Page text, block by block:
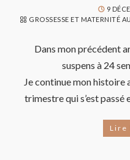
9
GROSSESSE ET MATERNITÉ
Dans mon précédent
suspens à 24
Je continue mon histoire
trimestre qui s’est passé
Lire